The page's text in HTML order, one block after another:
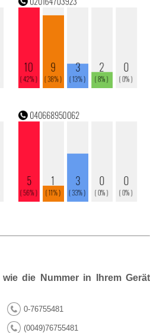
wie die Nummer in Ihrem Gerät
0-76755481
(0049)76755481